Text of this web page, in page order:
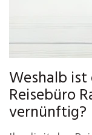
Weshalb
Reisebüro
vernünftig?